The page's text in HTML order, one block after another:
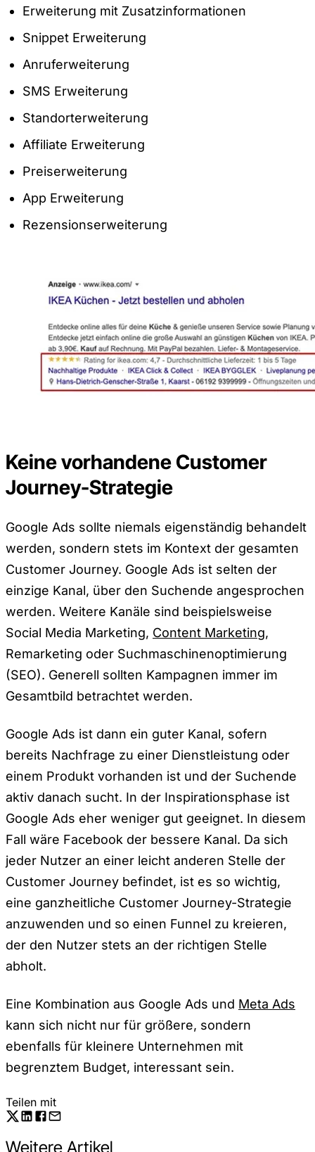
Erweiterung mit Zusatzinformationen
Snippet Erweiterung
Anruferweiterung
SMS Erweiterung
Standorterweiterung
Affiliate Erweiterung
Preiserweiterung
App Erweiterung
Rezensionserweiterung
Keine vorhandene Customer
Journey-Strategie
Google Ads sollte niemals eigenständig behandelt
werden, sondern stets im Kontext der gesamten
Customer Journey. Google Ads ist selten der
einzige Kanal, über den Suchende angesprochen
werden. Weitere Kanäle sind beispielsweise
Social Media Marketing, Content Marketing,
Remarketing oder Suchmaschinenoptimierung
(SEO). Generell sollten Kampagnen immer im
Gesamtbild betrachtet werden.
Google Ads ist dann ein guter Kanal, sofern
bereits Nachfrage zu einer Dienstleistung oder
einem Produkt vorhanden ist und der Suchende
aktiv danach sucht. In der Inspirationsphase ist
Google Ads eher weniger gut geeignet. In diesem
Fall wäre Facebook der bessere Kanal. Da sich
jeder Nutzer an einer leicht anderen Stelle der
Customer Journey befindet, ist es so wichtig,
eine ganzheitliche Customer Journey-Strategie
anzuwenden und so einen Funnel zu kreieren,
der den Nutzer stets an der richtigen Stelle
abholt.
Eine Kombination aus Google Ads und Meta Ads
kann sich nicht nur für größere, sondern
ebenfalls für kleinere Unternehmen mit
begrenztem Budget, interessant sein.
Teilen mit
Weitere Artikel